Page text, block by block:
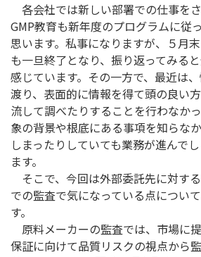
各会社では新しい部署での仕事をさ
GMP教育も新年度のプログラムに従
思います。私事になりますが、５月
も一旦終了となり、振り返ってみる
感じています。その一方で、最近は
渡り、表面的に情報を得て頭の良い
流して調べたりすることを行わなか
象の背景や根底にある事項を知らな
しまったりしていても業務が進んで
ます。
そこで、今回は外部委託先に対す
での監査で気になっている点につい
す。
原料メーカーの監査では、市場に
保証に向けて品質リスクの視点から